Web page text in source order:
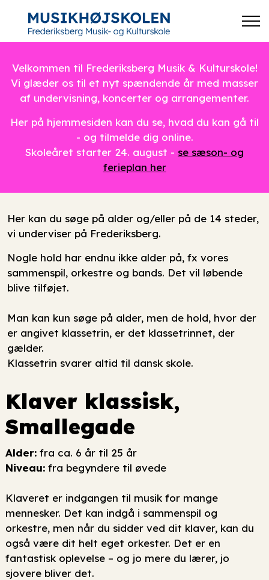
Velkommen til Frederiksberg Musik & Kulturskole!
Vi glæder os til et nyt spændende år med masser
af undervisning, koncerter og arrangementer.
Her på hjemmesiden kan du se, hvad du kan gå til
- og tilmelde dig online.
Skoleåret starter 24. august - se sæson- og
ferieplan her
Her kan du søge på alder og/eller på de 14 steder,
vi underviser på Frederiksberg.
Nogle hold har endnu ikke alder på, fx vores
sammenspil, orkestre og bands. Det vil løbende
blive tilføjet.
Man kan kun søge på alder, men de hold, hvor der
er angivet klassetrin, er det klassetrinnet, der
gælder.
Klassetrin svarer altid til dansk skole.
Klaver klassisk,
Smallegade
Alder: fra ca. 6 år til 25 år
Niveau: fra begyndere til øvede
Klaveret er indgangen til musik for mange
mennesker. Det kan indgå i sammenspil og
orkestre, men når du sidder ved dit klaver, kan du
også være dit helt eget orkester. Det er en
fantastisk oplevelse – og jo mere du lærer, jo
sjovere bliver det.